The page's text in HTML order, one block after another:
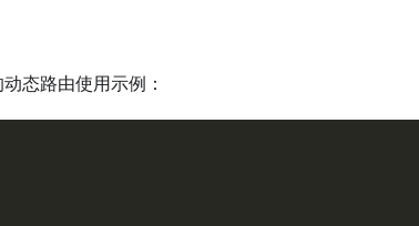
态路由使用示例：